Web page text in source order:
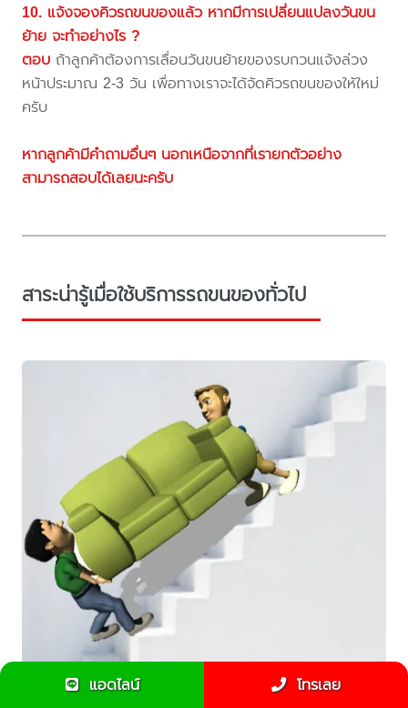
10. แจ้งจองคิวรถขนของแล้ว หากมีการเปลี่ยนแปลงวันขน
ย้าย จะทำอย่างไร ?
ตอบ ถ้าลูกค้าต้องการเลื่อนวันขนย้ายของรบกวนแจ้งล่วง
หน้าประมาณ 2-3 วัน เพื่อทางเราจะได้จัดคิวรถขนของให้ใหม่
ครับ
หากลูกค้ามีคำถามอื่นๆ นอกเหนือจากที่เรายกตัวอย่าง
สามารถสอบได้เลยนะครับ
สาระน่ารู้เมื่อใช้บริการรถขนของทั่วไป
แอดไลน์ โทรเลย